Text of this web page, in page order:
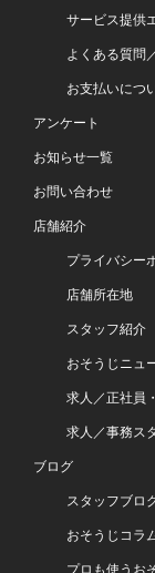
サービス提供
よくある質問
お支払いにつ
アンケート
お知らせ一覧
お問い合わせ
店舗紹介
プライバシー
店舗所在地
スタッフ紹介
おそうじニュ
求人／正社員
求人／事務ス
ブログ
スタッフブロ
おそうじコラ
プロも使うお